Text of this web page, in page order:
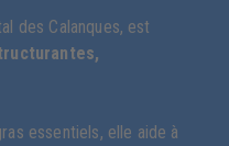
des Calanques, est
essentiels, elle aide à